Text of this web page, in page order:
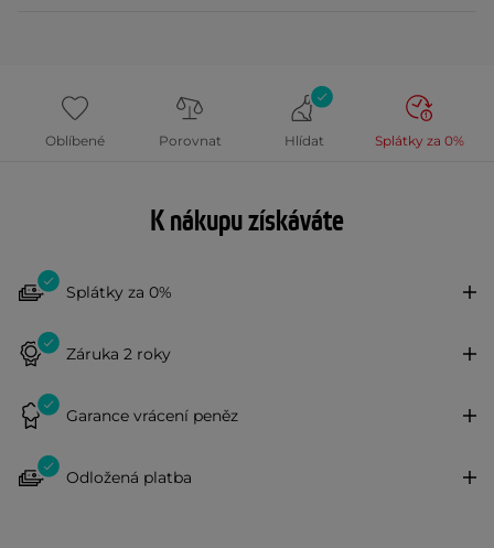
Oblíbené Porovnat Hlídat Splátky za 0%
K nákupu získáváte
Splátky za 0%
Záruka 2 roky
Garance vrácení peněz
Odložená platba